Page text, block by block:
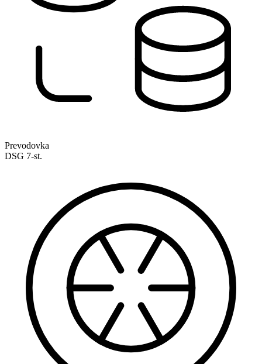
Prevodovka
DSG 7-st.